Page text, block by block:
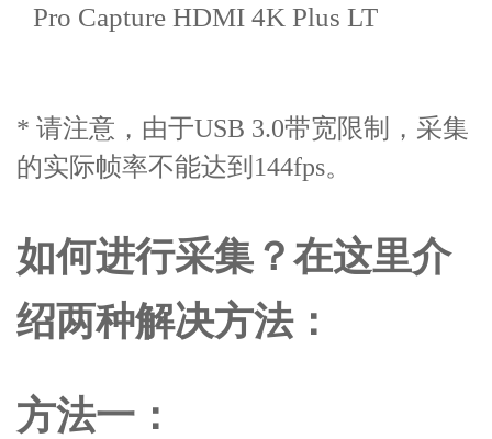
Pro Capture HDMI 4K Plus LT
* 请注意，由于USB 3.0带宽限制，采集
的实际帧率不能达到144fps。
如何进行采集？在这里介
绍两种解决方法：
方法一：